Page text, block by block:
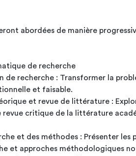
abordées de manière
de recherche
de recherche : Transformer la
et faisable.
et revue de littérature :
revue critique de la littérature
et des méthodes : Présenter les
et approches méthodologiques